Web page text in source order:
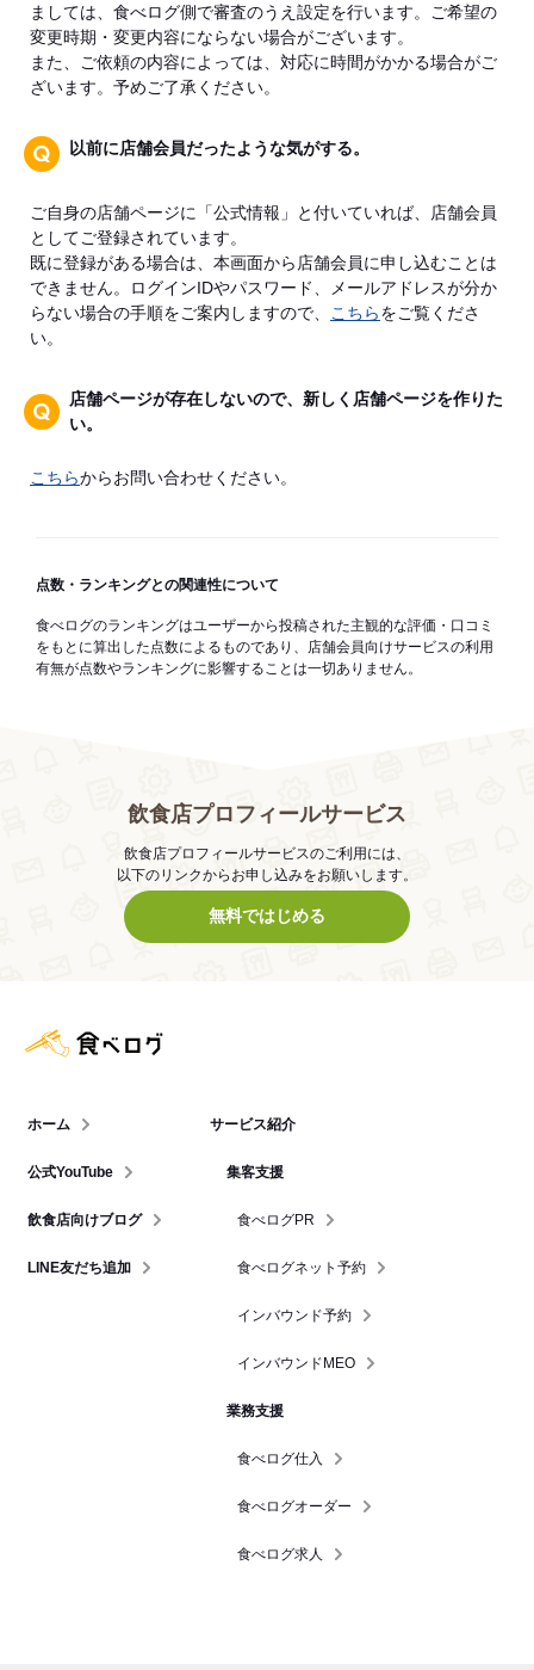
ましては、食べログ側で審査のうえ設定を行います。ご希望の
変更時期・変更内容にならない場合がございます。
また、ご依頼の内容によっては、対応に時間がかかる場合がご
ざいます。予めご了承ください。
以前に店舗会員だったような気がする。
ご自身の店舗ページに「公式情報」と付いていれば、店舗会員
としてご登録されています。
既に登録がある場合は、本画面から店舗会員に申し込むことは
できません。ログインIDやパスワード、メールアドレスが分か
らない場合の手順をご案内しますので、
こちらをご覧くださ
い。
店舗ページが存在しないので、新しく店舗ページを作りた
い。
こちらからお問い合わせください。
点数・ランキングとの関連性について
食べログのランキングはユーザーから投稿された主観的な評価・口コミ
をもとに算出した点数によるものであり、店舗会員向けサービスの利用
有無が点数やランキングに影響することは一切ありません。
飲食店プロフィールサービス
飲食店プロフィールサービスのご利用には、
以下のリンクからお申し込みをお願いします。
無料ではじめる
ホーム
公式YouTube
飲食店向けブログ
LINE友だち追加
サービス紹介
集客支援
食べログPR
食べログネット予約
インバウンド予約
インバウンドMEO
業務支援
食べログ仕入
食べログオーダー
食べログ求人